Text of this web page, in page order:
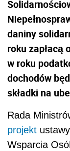
daniny
roku zapłacą
w roku
dochodów
składki na
Rada
projekt
Wsparcia